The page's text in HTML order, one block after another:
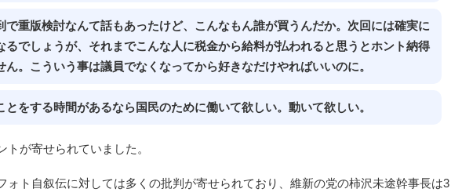
で重版検討なんて話もあったけど、こんなもん誰が買うんだか。次回には確実に
るでしょうが、それまでこんな人に税金から給料が払われると思うとホント納得
ん。こういう事は議員でなくなってから好きなだけやればいいのに。
とをする時間があるなら国民のために働いて欲しい。動いて欲しい。
トが寄せられていました。
ォト自叙伝に対しては多くの批判が寄せられており、維新の党の柿沢未途幹事長は3